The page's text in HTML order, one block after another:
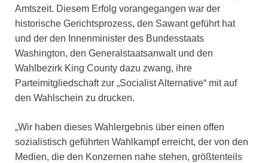
Amtszeit. Diesem Erfolg vorangegangen war der
historische Gerichtsprozess, den Sawant geführt hat
und der den Innenminister des Bundesstaats
Washington, den Generalstaatsanwalt und den
Wahlbezirk King County dazu zwang, ihre
Parteimitgliedschaft zur „Socialist Alternative“ mit auf
den Wahlschein zu drucken.
„Wir haben dieses Wahlergebnis über einen offen
sozialistisch geführten Wahlkampf erreicht, der von den
Medien, die den Konzernen nahe stehen, größtenteils